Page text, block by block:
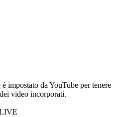
impostato da YouTube per tenere
video incorporati.